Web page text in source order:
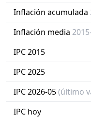
Inflación acumulada
Inflación media
IPC 2015
IPC 2025
IPC 2026-05(último
IPC hoy